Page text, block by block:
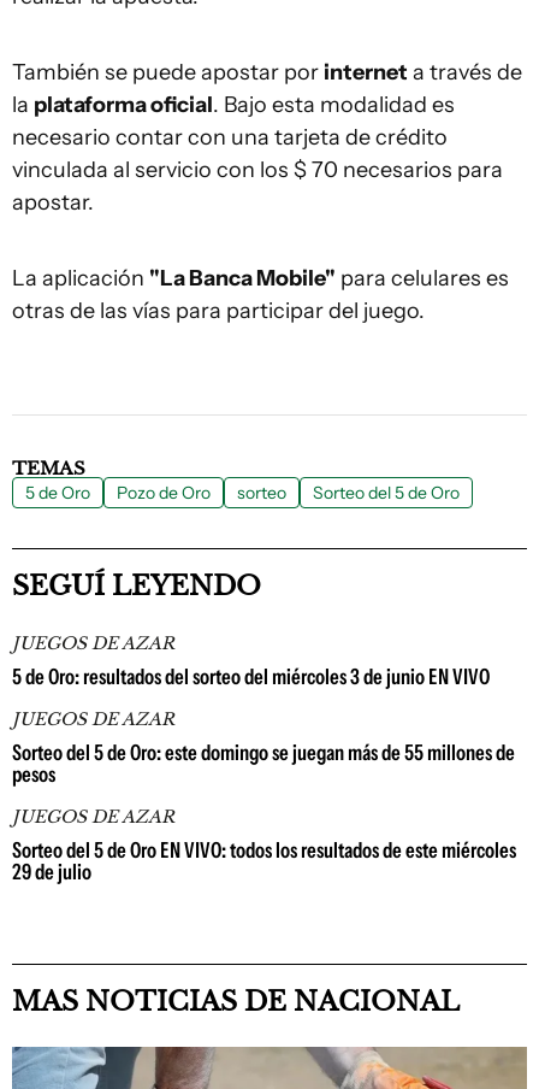
También se puede apostar por internet a través de
la plataforma oficial. Bajo esta modalidad es
necesario contar con una tarjeta de crédito
vinculada al servicio con los $ 70 necesarios para
apostar.
La aplicación "La Banca Mobile" para celulares es
otras de las vías para participar del juego.
TEMAS
5 de Oro Pozo de Oro sorteo Sorteo del 5 de Oro
SEGUÍ LEYENDO
JUEGOS DE AZAR
5 de Oro: resultados del sorteo del miércoles 3 de junio EN VIVO
JUEGOS DE AZAR
Sorteo del 5 de Oro: este domingo se juegan más de 55 millones de
pesos
JUEGOS DE AZAR
Sorteo del 5 de Oro EN VIVO: todos los resultados de este miércoles
29 de julio
MAS NOTICIAS DE NACIONAL